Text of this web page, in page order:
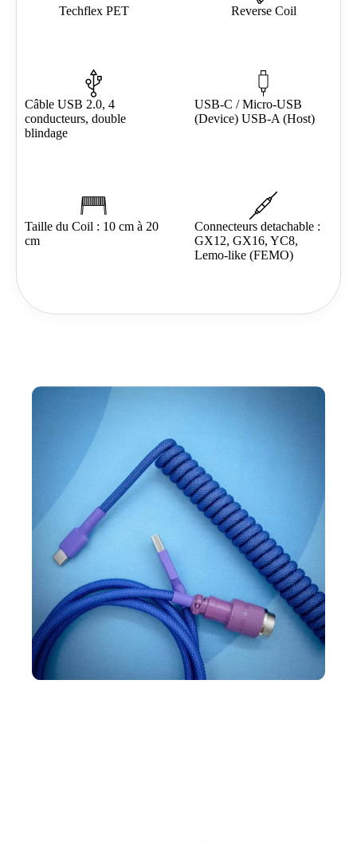
Techflex PET Reverse Coil
Câble USB 2.0, 4
conducteurs, double
blindage
USB-C / Micro-USB
(Device) USB-A (Host)
Taille du Coil : 10 cm à 20
cm
Connecteurs detachable :
GX12, GX16, YC8,
Lemo-like (FEMO)